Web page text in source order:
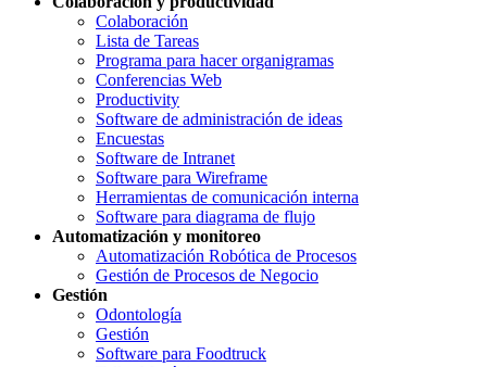
Colaboración
Lista de Tareas
Programa para hacer organigramas
Conferencias Web
Productivity
Software de administración de ideas
Encuestas
Software de Intranet
Software para Wireframe
Herramientas de comunicación interna
Software para diagrama de flujo
Automatización y monitoreo
Automatización Robótica de Procesos
Gestión de Procesos de Negocio
Gestión
Odontología
Gestión
Software para Foodtruck